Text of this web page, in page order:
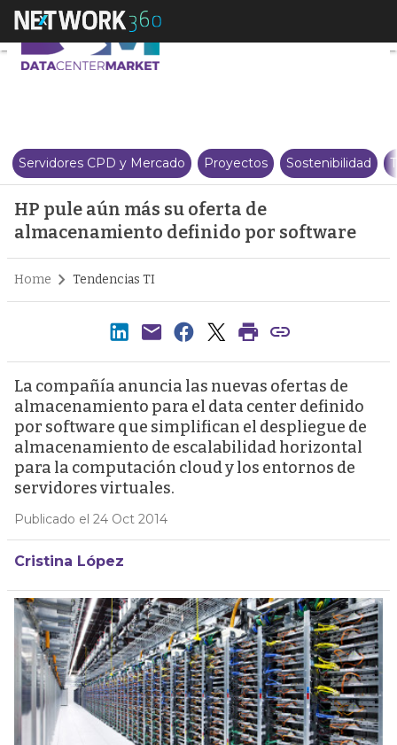
HP pule aún más su oferta de
Servidores CPD y Mercado Proyectos Sostenibilidad
HP pule aún más su oferta de
almacenamiento definido por software
Home Tendencias TI
La compañía anuncia las nuevas ofertas de
almacenamiento para el data center definido
por software que simplifican el despliegue de
almacenamiento de escalabilidad horizontal
para la computación cloud y los entornos de
servidores virtuales.
Publicado el 24 Oct 2014
Cristina López